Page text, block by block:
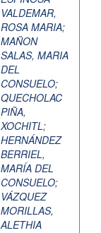
VALDEMAR,
ROSA MARIA;
MAÑON
SALAS, MARIA
DEL
CONSUELO;
QUECHOLAC
PIÑA,
XOCHITL;
HERNÁNDEZ
BERRIEL,
MARÍA DEL
CONSUELO;
VÁZQUEZ
MORILLAS,
ALETHIA